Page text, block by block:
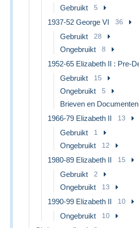
Gebruikt 5
1937-52 George VI 36
Gebruikt 28
Ongebruikt 8
Gebruikt 15
Ongebruikt 5
Brieven en Documenten
1966-79 Elizabeth II 13
Gebruikt 1
Ongebruikt 12
1980-89 Elizabeth II 15
Gebruikt 2
Ongebruikt 13
1990-99 Elizabeth II 10
Ongebruikt 10